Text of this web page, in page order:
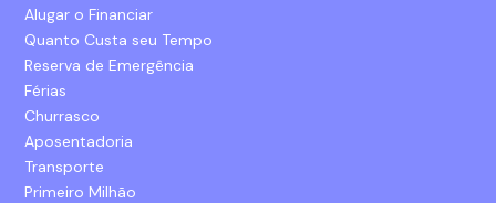
Alugar o Financiar
Quanto Custa seu Tempo
Reserva de Emergência
Férias
Churrasco
Aposentadoria
Transporte
Primeiro Milhão